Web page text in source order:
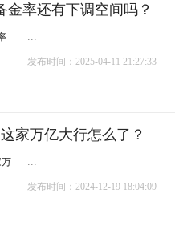
金率还有下调空间吗？
...
发布时间：2025-04-11 21:27:33
家万亿大行怎么了？
...
发布时间：2024-12-19 18:04:09